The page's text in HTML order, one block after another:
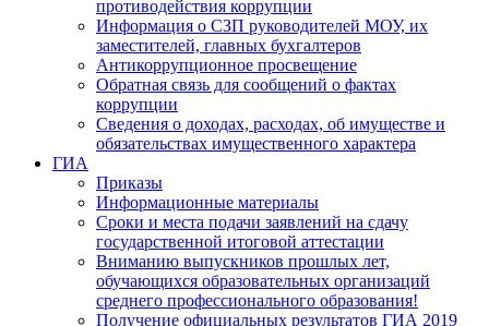
противодействия коррупции
Информация о СЗП руководителей МОУ, их
заместителей, главных бухгалтеров
Антикоррупционное просвещение
Обратная связь для сообщений о фактах
коррупции
Сведения о доходах, расходах, об имуществе и
обязательствах имущественного характера
ГИА
Приказы
Информационные материалы
Сроки и места подачи заявлений на сдачу
государственной итоговой аттестации
Вниманию выпускников прошлых лет,
обучающихся образовательных организаций
среднего профессионального образования!
Получение официальных результатов ГИА 2019